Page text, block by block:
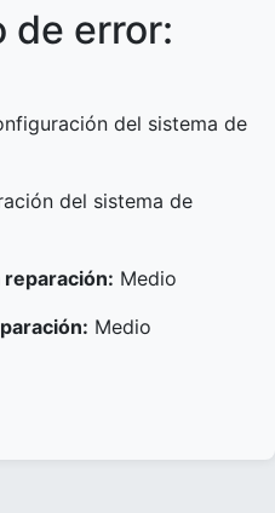
de error:
del sistema de
del sistema de
reparación: Medio
Medio